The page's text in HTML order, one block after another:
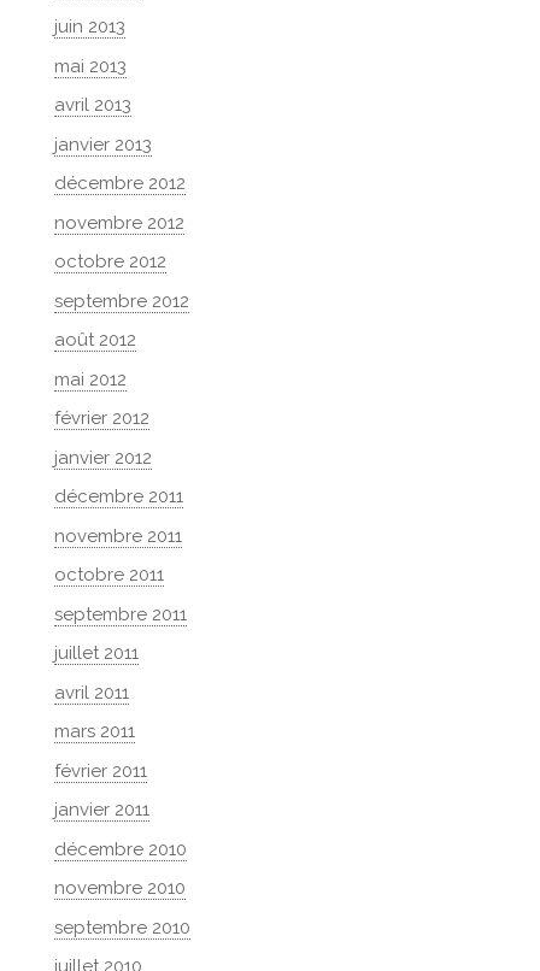
juin 2013
mai 2013
avril 2013
janvier 2013
décembre 2012
novembre 2012
octobre 2012
septembre 2012
août 2012
mai 2012
février 2012
janvier 2012
décembre 2011
novembre 2011
octobre 2011
septembre 2011
juillet 2011
avril 2011
mars 2011
février 2011
janvier 2011
décembre 2010
novembre 2010
septembre 2010
juillet 2010